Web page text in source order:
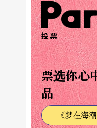
投票
票选你心
品
《梦在海